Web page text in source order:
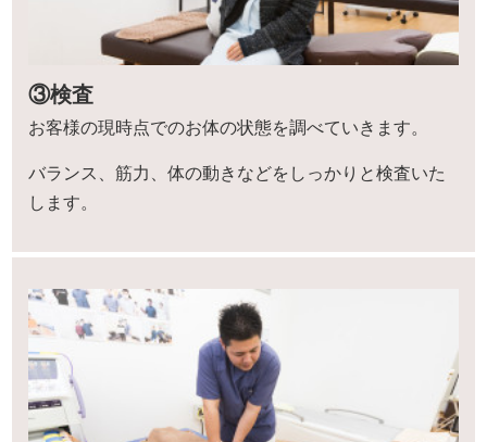
③検査
お客様の現時点でのお体の状態を調べていきます。
バランス、筋力、体の動きなどをしっかりと検査いた
します。